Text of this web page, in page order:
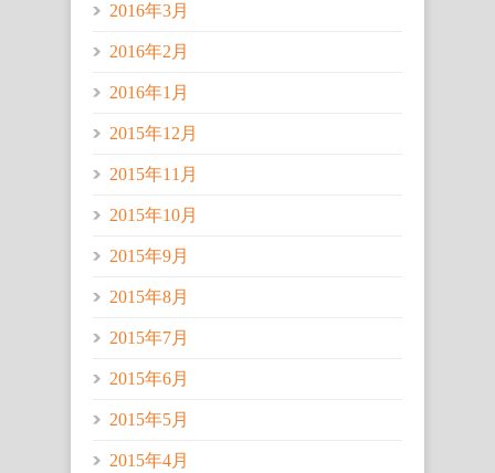
2016年3月
2016年2月
2016年1月
2015年12月
2015年11月
2015年10月
2015年9月
2015年8月
2015年7月
2015年6月
2015年5月
2015年4月